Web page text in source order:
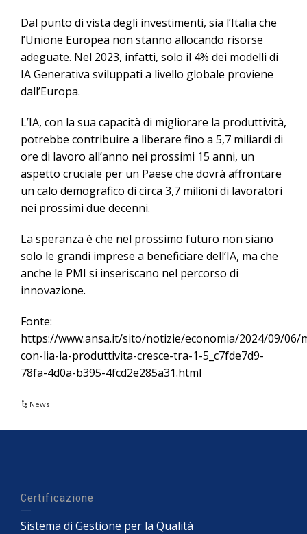
Dal punto di vista degli investimenti, sia l’Italia che
l’Unione Europea non stanno allocando risorse
adeguate. Nel 2023, infatti, solo il 4% dei modelli di
IA Generativa sviluppati a livello globale proviene
dall’Europa.
L’IA, con la sua capacità di migliorare la produttività,
potrebbe contribuire a liberare fino a 5,7 miliardi di
ore di lavoro all’anno nei prossimi 15 anni, un
aspetto cruciale per un Paese che dovrà affrontare
un calo demografico di circa 3,7 milioni di lavoratori
nei prossimi due decenni.
La speranza è che nel prossimo futuro non siano
solo le grandi imprese a beneficiare dell’IA, ma che
anche le PMI si inseriscano nel percorso di
innovazione.
Fonte:
https://www.ansa.it/sito/notizie/economia/2024/09/06/
con-lia-la-produttivita-cresce-tra-1-5_c7fde7d9-
78fa-4d0a-b395-4fcd2e285a31.html
News
Certificazione
Sistema di Gestione per la Qualità